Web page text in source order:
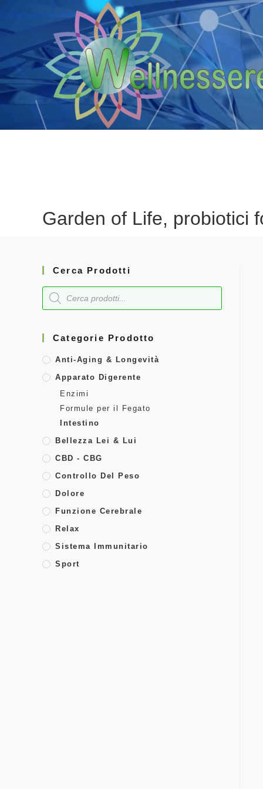
Garden of Life, probiotici
Cerca Prodotti
Categorie Prodotto
Anti-Aging & Longevità
Apparato Digerente
Enzimi
Formule per il Fegato
Intestino
Bellezza Lei & Lui
CBD - CBG
Controllo Del Peso
Dolore
Funzione Cerebrale
Relax
Sistema Immunitario
Sport